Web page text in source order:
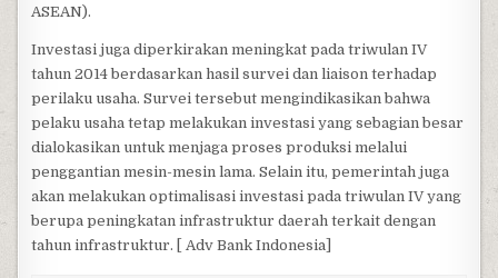
ASEAN).
Investasi juga diperkirakan meningkat pada triwulan IV
tahun 2014 berdasarkan hasil survei dan liaison terhadap
perilaku usaha. Survei tersebut mengindikasikan bahwa
pelaku usaha tetap melakukan investasi yang sebagian besar
dialokasikan untuk menjaga proses produksi melalui
penggantian mesin-mesin lama. Selain itu, pemerintah juga
akan melakukan optimalisasi investasi pada triwulan IV yang
berupa peningkatan infrastruktur daerah terkait dengan
tahun infrastruktur. [ Adv Bank Indonesia]